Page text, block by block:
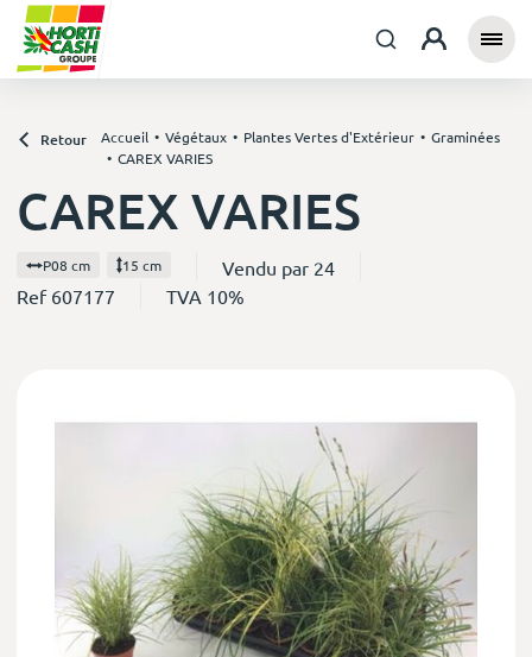
Retour Accueil Végétaux Plantes Vertes d'Extérieur
Graminées
CAREX VARIES
CAREX VARIES
P08 cm 15 cm
Vendu par 24
Ref 607177
TVA 10%